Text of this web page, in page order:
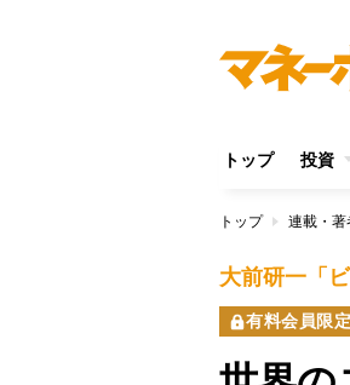
トップ 投資
トップ 連載・著
大前研一「
有料会員限定